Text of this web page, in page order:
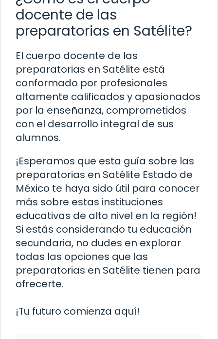
docente de las
preparatorias en Satélite?
El cuerpo docente de las
preparatorias en Satélite está
conformado por profesionales
altamente calificados y apasionados
por la enseñanza, comprometidos
con el desarrollo integral de sus
alumnos.
¡Esperamos que esta guía sobre las
preparatorias en Satélite Estado de
México te haya sido útil para conocer
más sobre estas instituciones
educativas de alto nivel en la región!
Si estás considerando tu educación
secundaria, no dudes en explorar
todas las opciones que las
preparatorias en Satélite tienen para
ofrecerte.
¡Tu futuro comienza aquí!